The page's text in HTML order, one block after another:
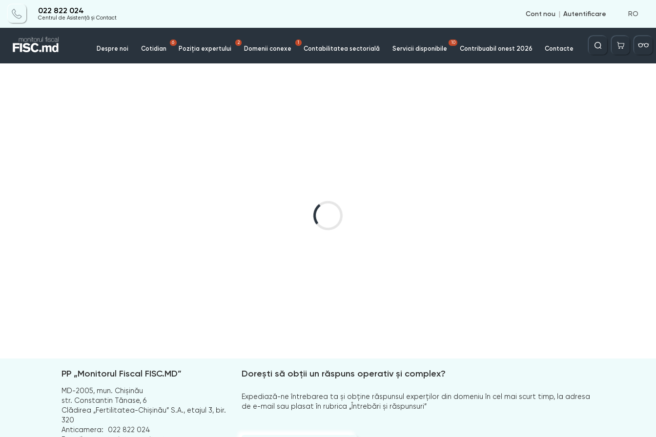
022 822 024
Centrul de Asistență și Contact
Cont nou Autentificare RO
Despre noi Cotidian
6
Poziția expertului
2
Domenii conexe
1
Contabilitatea sectorială Servicii disponibile
10
Contribuabil onest 2026 Contacte
Căutare
PP „Monitorul Fiscal FISC.MD”
MD-2005, mun. Chișinău
str. Constantin Tănase, 6
Clădirea „Fertilitatea-Chișinău” S.A., etajul 3, bir.
320
Anticamera:
022 822 024
Dorești să obții un răspuns operativ și complex?
Expediază-ne întrebarea ta și obține răspunsul experților din domeniu în cel mai scurt timp, la adresa
de e-mail sau plasat în rubrica „Întrebări și răspunsuri”